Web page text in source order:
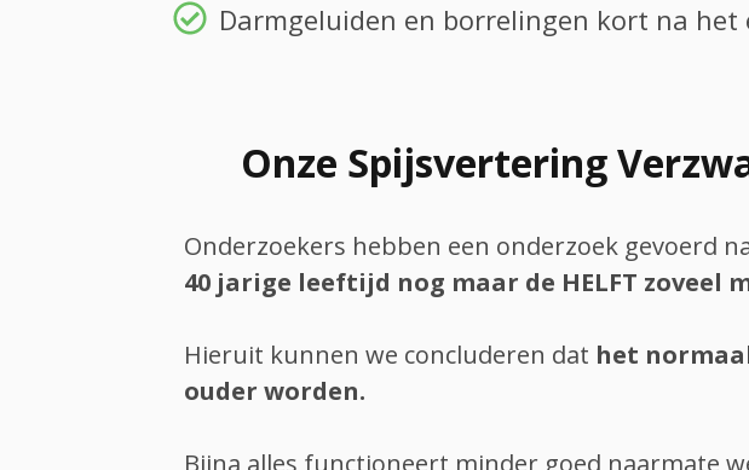
Darmgeluiden en borrelingen kort na het
Onze Spijsvertering
Onderzoekers hebben een onderzoek gevoerd
40 jarige leeftijd nog maar de HELFT zoveel
Hieruit kunnen we concluderen dat het
ouder worden.
Bijna alles functioneert minder goed naarmate